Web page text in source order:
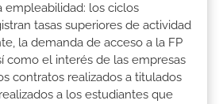
empleabilidad: los ciclos
tasas superiores de actividad
la demanda de acceso a la FP
como el interés de las empresas
contratos realizados a titulados
a los estudiantes que